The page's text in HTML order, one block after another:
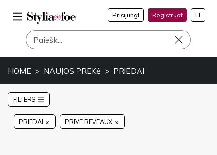
Prisijungt Registruot LT
HOME NAUJOS PREKė PRIEDAI
FILTERS
PRIEDAI PRIVE REVEAUX